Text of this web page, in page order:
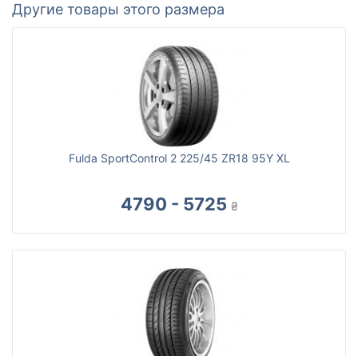
Другие товары этого размера
Fulda SportControl 2 225/45 ZR18 95Y XL
4790 - 5725 ₴